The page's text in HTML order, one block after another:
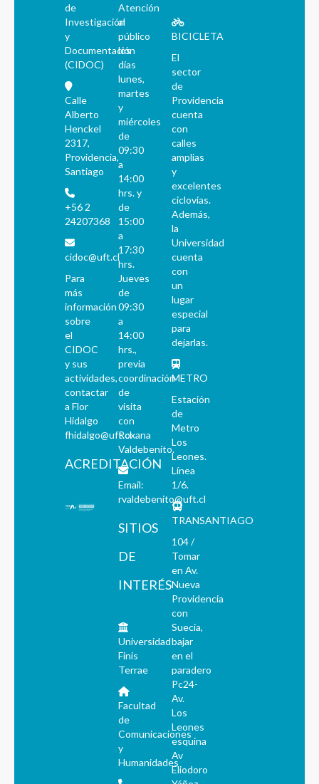
de
Investigación
y
Documentación
(CIDOC)
Calle
Alberto
Henckel
2317,
Providencia,
Santiago
+56 2
24207368
cidoc@uft.cl
Para
más
información
sobre
el
CIDOC
y sus
actividades,
contactar
a Flor
Hidalgo
fhidalgo@uft.cl
ACREDITACIÓN
Atención
al
público
los
días
lunes,
martes
y
miércoles
de
09:30
a
14:00
hrs. y
de
15:00
a
17:30
hrs.
Jueves
de
09:30
a
14:00
hrs.,
previa
coordinación
de
visita
con
Roxana
Valdebenito.
Email:
rvaldebenito@uft.cl
SITIOS
DE
INTERÉS
Universidad
Finis
Terrae
Facultad
de
Comunicaciones
y
Humanidades
BICICLETA
El
sector
de
Providencia
cuenta
con
calles
amplias
y
excelentes
ciclovías.
Además,
la
Universidad
cuenta
con
un
lugar
especial
para
dejarlas.
METRO
Estación
de
Metro
Los
Leones.
Línea
1/6.
TRANSANTIAGO
104 /
Tomar
en Av.
Nueva
Providencia
con
Suecia,
bajar
en el
paradero
Pc24-
Av.
Los
Leones
esquina
Av
Eliodoro